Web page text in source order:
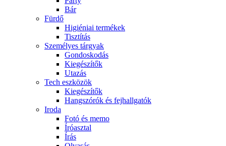
Bár
Fürdő
Higiéniai termékek
Tisztítás
Személyes tárgyak
Gondoskodás
Kiegészítők
Utazás
Tech eszközök
Kiegészítők
Hangszórók és fejhallgatók
Iroda
Fotó és memo
Íróasztal
Írás